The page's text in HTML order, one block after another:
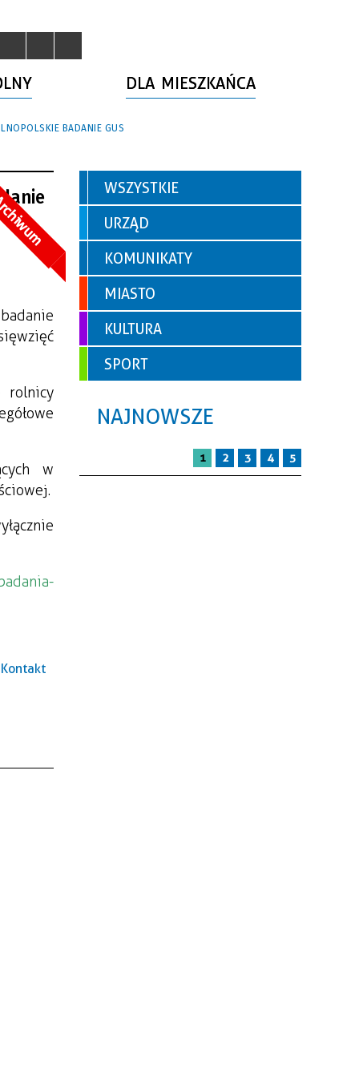
DLA MIESZKAŃCA
BADANIE GUS
w
Kontakt
WSZYSTKIE
URZĄD
KOMUNIKATY
MIASTO
KULTURA
SPORT
NAJNOWSZE
1 2 3 4 5